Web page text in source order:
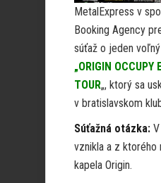
MetalExpress v
Booking Agency
súťaž o jeden
„ORIGIN OCCUPY
TOUR„, ktorý sa
v bratislavskom
Súťažná otázka:
vznikla a z ktorého
kapela Origin.